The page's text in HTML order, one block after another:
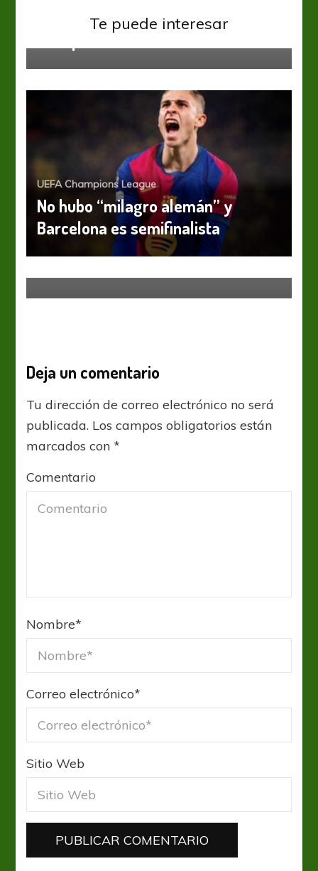
Te puede interesar
UEFA Champions League
UEFA Champions League
No hubo “milagro alemán” y
Barcelona es semifinalista
UEFA Champions League
UCL: Barcelona necesita una nueva
Deja un comentario
Tu dirección de correo electrónico no será
publicada. Los campos obligatorios están
marcados con*
Comentario
Nombre*
Correo electrónico*
Sitio Web